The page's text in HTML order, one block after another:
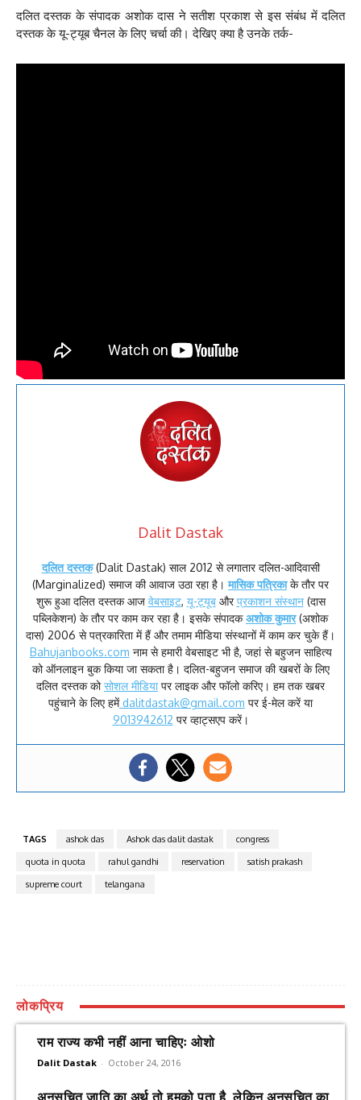
दलित दस्तक के संपादक अशोक दास ने सतीश प्रकाश से इस संबंध में दलित
दस्तक के यू-ट्यूब चैनल के लिए चर्चा की। देखिए क्या है उनके तर्क-
Dalit Dastak
दलित दस्तक (Dalit Dastak) साल 2012 से लगातार दलित-आदिवासी
(Marginalized) समाज की आवाज उठा रहा है।मासिक पत्रिकाके तौर पर
शुरू हुआ दलित दस्तक आज वेबसाइट, यू-ट्यूबऔरप्रकाशन संस्थान(दास
पब्लिकेशन) के तौर पर काम कर रहा है। इसके संपादक अशोक कुमार (अशोक
दास) 2006 से पत्रकारिता में हैं और तमाम मीडिया संस्थानों में काम कर चुके हैं।
Bahujanbooks.com नाम से हमारी वेबसाइट भी है, जहां से बहुजन साहित्य
को ऑनलाइन बुक किया जा सकता है। दलित-बहुजन समाज की खबरों के लिए
दलित दस्तक कोसोशल मीडियापर लाइक और फॉलो करिए। हम तक खबर
पहुंचाने के लिए हमेंdalitdastak@gmail.com पर ई-मेल करें या
9013942612 पर व्हाट्सएप करें।
TAGS ashok das Ashok das dalit dastak
congress
quota in quota
rahul gandhi reservation
satish prakash
supreme court
telangana
लोकप्रिय
राम राज्य कभी नहीं आना चाहिएः ओशो
Dalit Dastak - October 24, 2016